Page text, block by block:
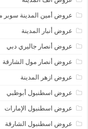
عروض أمين المدينة سوبر
عروض أنبار المدينة
عروض أنصار جاليري دبي
عروض أنصار مول الشارقة
عروض ازهر المدينة
عروض اسطنبول أبوظبي
عروض اسطنبول الإمارات
عروض اسطنبول الشارقة